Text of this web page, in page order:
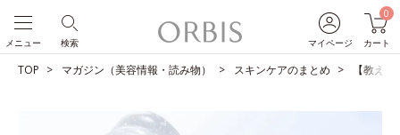
マイページ
0
カート
検索
メニュー
TOP マガジン（美容情報・読み物） スキンケアのまとめ 【教え